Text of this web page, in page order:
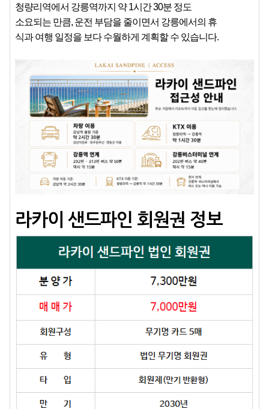
청량리역에서 강릉역까지 약 1시간 30분 정도
소요되는 만큼, 운전 부담을 줄이면서 강릉에서의 휴
식과 여행 일정을 보다 수월하게 계획할 수 있습니다.
라카이 샌드파인 회원권 정보